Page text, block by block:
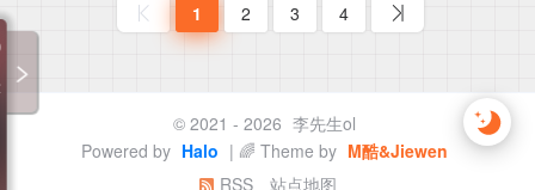
1 2 3 4
© 2021 - 2026 李先生ol
Powered by Halo | 🌈 Theme by M酷&Jiewen
RSS
站点地图
专辑循环